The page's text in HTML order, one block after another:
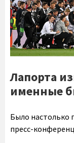
Лапорта
именные
Было настолько
пресс-